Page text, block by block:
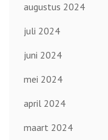
augustus 2024
juli 2024
juni 2024
mei 2024
april 2024
maart 2024